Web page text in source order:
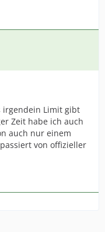
irgendein Limit gibt
Zeit habe ich auch
auch nur einem
von offizieller